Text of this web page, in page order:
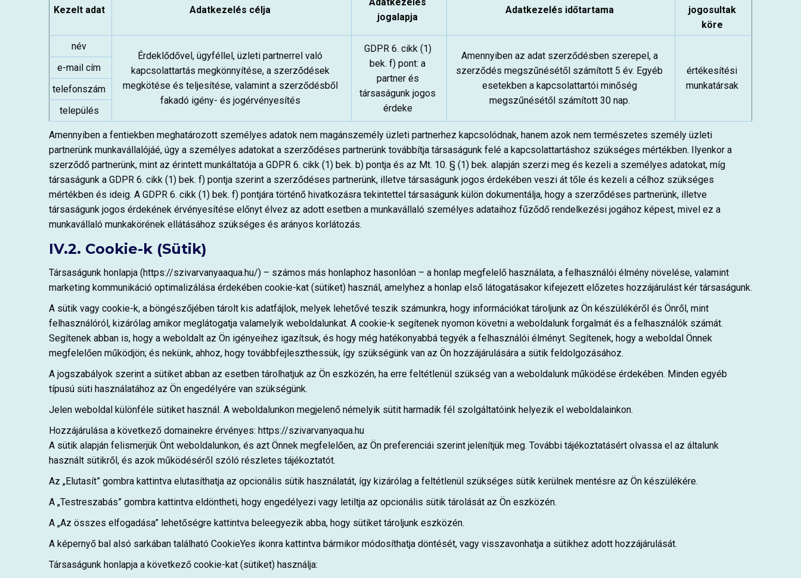
Kezelt adat Adatkezelés célja
jogalapja
Adatkezelés időtartama
jogosultak
köre
név
Érdeklődővel, ügyféllel, üzleti partnerrel való
kapcsolattartás megkönnyítése, a szerződések
megkötése és teljesítése, valamint a szerződésből
fakadó igény- és jogérvényesítés
GDPR 6. cikk (1)
bek. f) pont: a
partner és
társaságunk jogos
érdeke
Amennyiben az adat szerződésben szerepel, a
szerződés megszűnésétől számított 5 év. Egyéb
esetekben a kapcsolattartói minőség
megszűnésétől számított 30 nap.
értékesítési
munkatársak
e-mail cím
telefonszám
település
Amennyiben a fentiekben meghatározott személyes adatok nem magánszemély üzleti partnerhez kapcsolódnak, hanem azok nem természetes személy üzleti
partnerünk munkavállalójáé, úgy a személyes adatokat a szerződéses partnerünk továbbítja társaságunk felé a kapcsolattartáshoz szükséges mértékben. Ilyenkor a
szerződő partnerünk, mint az érintett munkáltatója a GDPR 6. cikk (1) bek. b) pontja és az Mt. 10. § (1) bek. alapján szerzi meg és kezeli a személyes adatokat, míg
társaságunk a GDPR 6. cikk (1) bek. f) pontja szerint a szerződéses partnerünk, illetve társaságunk jogos érdekében veszi át tőle és kezeli a célhoz szükséges
mértékben és ideig. A GDPR 6. cikk (1) bek. f) pontjára történő hivatkozásra tekintettel társaságunk külön dokumentálja, hogy a szerződéses partnerünk, illetve
társaságunk jogos érdekének érvényesítése előnyt élvez az adott esetben a munkavállaló személyes adataihoz fűződő rendelkezési jogához képest, mivel ez a
munkavállaló munkakörének ellátásához szükséges és arányos korlátozás.
IV.2. Cookie-k (Sütik)
Társaságunk honlapja (https://szivarvanyaaqua.hu/) – számos más honlaphoz hasonlóan – a honlap megfelelő használata, a felhasználói élmény növelése, valamint
marketing kommunikáció optimalizálása érdekében cookie-kat (sütiket) használ, amelyhez a honlap első látogatásakor kifejezett előzetes hozzájárulást kér társaságunk.
A sütik vagy cookie-k, a böngészőjében tárolt kis adatfájlok, melyek lehetővé teszik számunkra, hogy információkat tároljunk az Ön készülékéről és Önről, mint
felhasználóról, kizárólag amikor meglátogatja valamelyik weboldalunkat. A cookie-k segítenek nyomon követni a weboldalunk forgalmát és a felhasználók számát.
Segítenek abban is, hogy a weboldalt az Ön igényeihez igazítsuk, és hogy még hatékonyabbá tegyék a felhasználói élményt. Segítenek, hogy a weboldal Önnek
megfelelően működjön; és nekünk, ahhoz, hogy továbbfejleszthessük, így szükségünk van az Ön hozzájárulására a sütik feldolgozásához.
A jogszabályok szerint a sütiket abban az esetben tárolhatjuk az Ön eszközén, ha erre feltétlenül szükség van a weboldalunk működése érdekében. Minden egyéb
típusú süti használatához az Ön engedélyére van szükségünk.
Jelen weboldal különféle sütiket használ. A weboldalunkon megjelenő némelyik sütit harmadik fél szolgáltatóink helyezik el weboldalainkon.
Hozzájárulása a következő domainekre érvényes: https://szivarvanyaqua.hu
A sütik alapján felismerjük Önt weboldalunkon, és azt Önnek megfelelően, az Ön preferenciái szerint jelenítjük meg. További tájékoztatásért olvassa el az általunk
használt sütikről, és azok működéséről szóló részletes tájékoztatót.
Az „Elutasít” gombra kattintva elutasíthatja az opcionális sütik használatát, így kizárólag a feltétlenül szükséges sütik kerülnek mentésre az Ön készülékére.
A „Testreszabás” gombra kattintva eldöntheti, hogy engedélyezi vagy letiltja az opcionális sütik tárolását az Ön eszközén.
A „Az összes elfogadása” lehetőségre kattintva beleegyezik abba, hogy sütiket tároljunk eszközén.
A képernyő bal alsó sarkában található CookieYes ikonra kattintva bármikor módosíthatja döntését, vagy visszavonhatja a sütikhez adott hozzájárulását.
Társaságunk honlapja a következő cookie-kat (sütiket) használja: